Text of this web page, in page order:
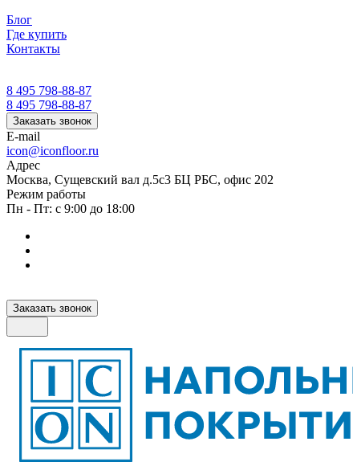
Блог
Где купить
Контакты
8 495 798-88-87
8 495 798-88-87
Заказать звонок
E-mail
icon@iconfloor.ru
Адрес
Москва, Сущевский вал д.5с3 БЦ РБС, офис 202
Режим работы
Пн - Пт: с 9:00 до 18:00
Заказать звонок